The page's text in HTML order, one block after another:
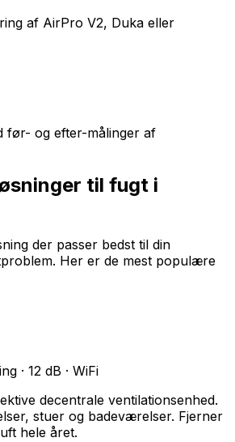
af AirPro V2, Duka eller
før- og efter-målinger af
til fugt i
der passer bedst til din
Her er de mest populære
· 12 dB · WiFi
decentrale ventilationsenhed.
stuer og badeværelser. Fjerner
hele året.